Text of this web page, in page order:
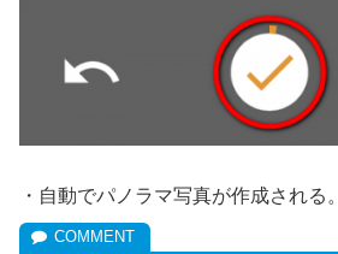
・自動でパノラマ写真が作成される。